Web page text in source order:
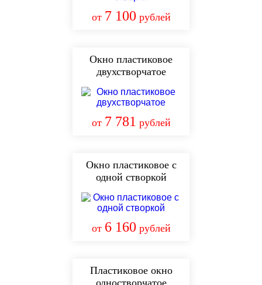
от 7 100 рублей
Окно пластиковое
двухстворчатое
от 7 781 рублей
Окно пластиковое с
одной створкой
от 6 160 рублей
Пластиковое окно
одностворчатое